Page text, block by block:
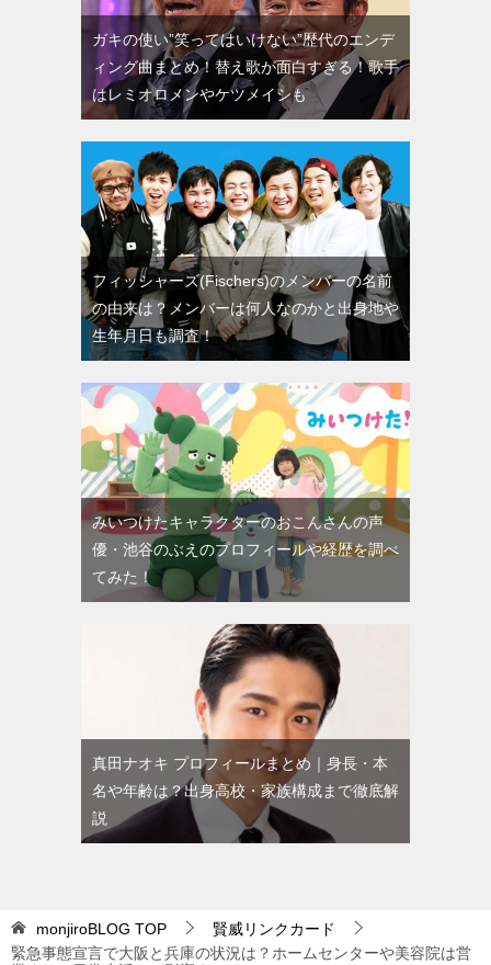
ガキの使い”笑ってはいけない”歴代のエンデ
ィング曲まとめ！替え歌が面白すぎる！歌手
はレミオロメンやケツメイシも
フィッシャーズ(Fischers)のメンバーの名前
の由来は？メンバーは何人なのかと出身地や
生年月日も調査！
みいつけたキャラクターのおこんさんの声
優・池谷のぶえのプロフィールや経歴を調べ
てみた！
真田ナオキ プロフィールまとめ｜身長・本
名や年齢は？出身高校・家族構成まで徹底解
説
monjiroBLOG TOP
賢威リンクカード
緊急事態宣言で大阪と兵庫の状況は？ホームセンターや美容院は営